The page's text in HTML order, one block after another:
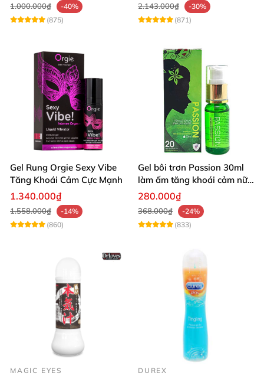
1.000.000₫
-40%
(875)
2.143.000₫
-30%
(871)
Gel Rung Orgie Sexy Vibe
Tăng Khoái Cảm Cực Mạnh
1.340.000₫
1.558.000₫
-14%
(860)
Gel bôi trơn Passion 30ml
làm ấm tăng khoái cảm nữ
nhanh lên đỉnh
280.000₫
368.000₫
-24%
(833)
MAGIC EYES DUREX